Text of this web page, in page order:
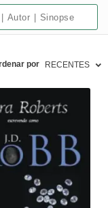
por RECENTES